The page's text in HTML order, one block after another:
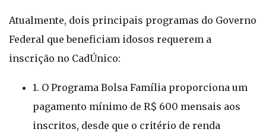
Atualmente, dois principais programas do Governo
Federal que beneficiam idosos requerem a
inscrição no CadÚnico:
1. O Programa Bolsa Família proporciona um
pagamento mínimo de R$ 600 mensais aos
inscritos, desde que o critério de renda